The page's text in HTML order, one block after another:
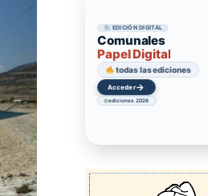
EDICIÓN DIGITAL
Comunales
Papel Digital
todas las ediciones
Acceder→
ediciones 2026